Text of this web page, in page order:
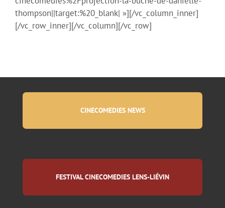
thompson||target:%20_blank| »][/vc_column_inner]
[/vc_row_inner][/vc_column][/vc_row]
CINECOMEDIES NEWS
FESTIVAL CINECOMEDIES LENS-LIÉVIN